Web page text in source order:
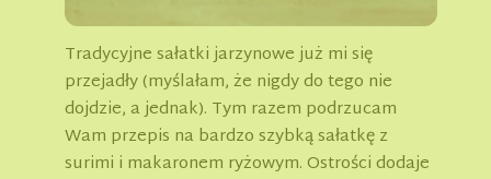
Tradycyjne sałatki jarzynowe już mi się
przejadły (myślałam, że nigdy do tego nie
dojdzie, a jednak). Tym razem podrzucam
Wam przepis na bardzo szybką sałatkę z
surimi i makaronem ryżowym. Ostrości dodaje